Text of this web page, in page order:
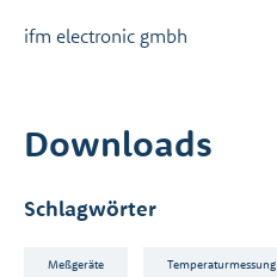
ifm electronic gmbh
Downloads
Schlagwörter
Meßgeräte Temperaturmessung